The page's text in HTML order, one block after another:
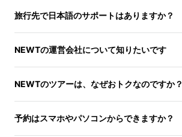
旅行先で日本語のサポートはありますか？
NEWTの運営会社について知りたいです
NEWTのツアーは、なぜおトクなのですか？
予約はスマホやパソコンからできますか？